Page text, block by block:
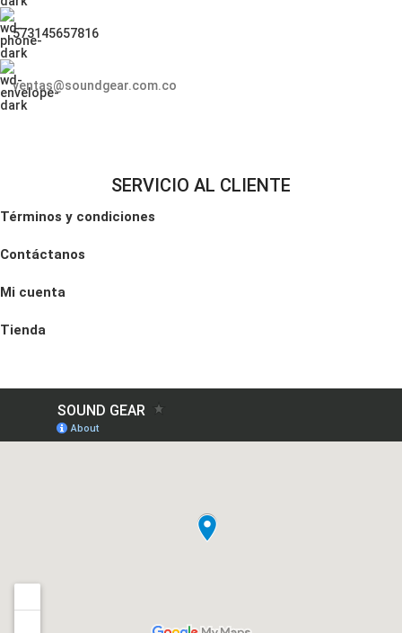
573145657816
ventas@soundgear.com.co
SERVICIO AL CLIENTE
Términos y condiciones
Contáctanos
Mi cuenta
Tienda